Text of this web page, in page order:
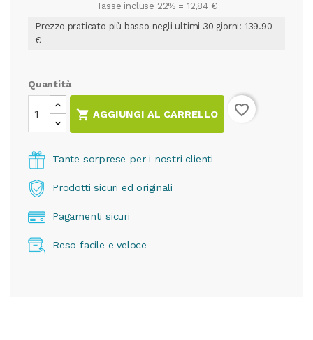
Tasse incluse 22% = 12,84 €
Prezzo praticato più basso negli ultimi 30 giorni: 139.90
€
Quantità
 AGGIUNGI AL CARRELLO favorite_border
Tante sorprese per i nostri clienti
Prodotti sicuri ed originali
Pagamenti sicuri
Reso facile e veloce